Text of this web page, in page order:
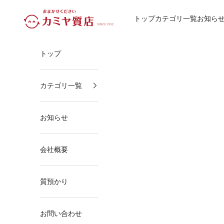
カミヤ質店
トップカテゴリ一覧お知ら
トップ
カテゴリ一覧
お知らせ
会社概要
質預かり
お問い合わせ